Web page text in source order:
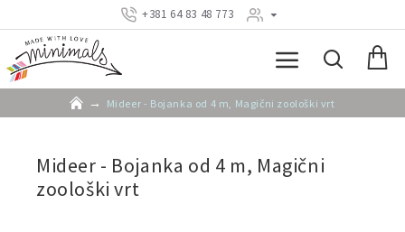
+381 64 83 48 773
Mideer - Bojanka od 4 m, Magični zoološki vrt
Mideer - Bojanka od 4 m, Magični
zoološki vrt